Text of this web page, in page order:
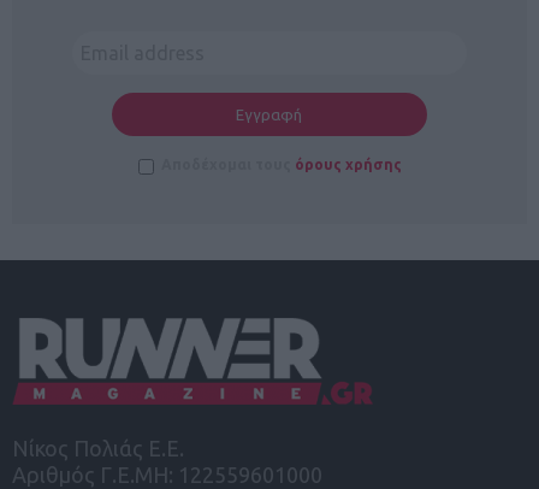
όρους χρήσης
Νίκος Πολιάς Ε.Ε.
Αριθμός Γ.Ε.ΜΗ: 122559601000